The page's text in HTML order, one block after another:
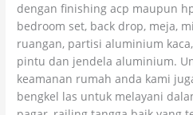
dengan finishing acp maupun
bedroom set, back drop, meja,
ruangan, partisi aluminium
pintu dan jendela aluminium.
keamanan rumah anda kami
bengkel las untuk melayani